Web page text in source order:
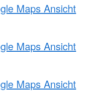
Maps Ansicht
Maps Ansicht
Maps Ansicht